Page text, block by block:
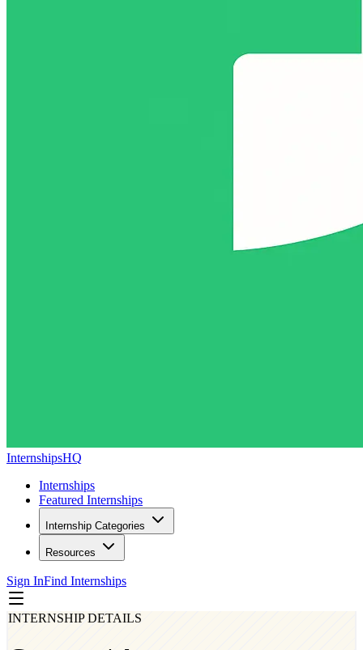
InternshipsHQ
Internships
Featured Internships
Internship Categories
Resources
Sign InFind Internships
INTERNSHIP DETAILS